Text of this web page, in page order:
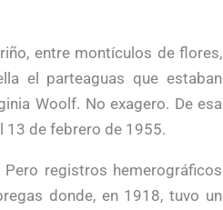
entre montículos de flores,
el parteaguas que estaban
Woolf. No exagero. De esa
13 de febrero de 1955.
registros hemerográficos
donde, en 1918, tuvo un